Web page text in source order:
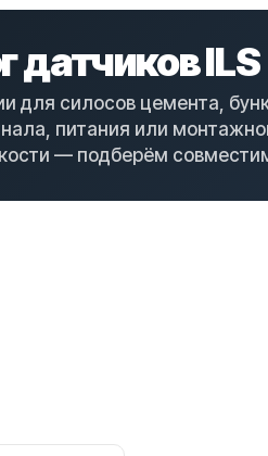
датчиков ILS
для силосов цемента,
питания или
— подберём